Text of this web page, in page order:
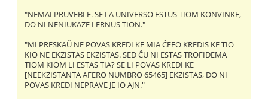
"NEMALPRUVEBLE. SE LA UNIVERSO ESTUS TIOM KONVINKE,
DO NI NENIUKAZE LERNUS TION."
"MI PRESKAŬ NE POVAS KREDI KE MIA ĈEFO KREDIS KE TIO
KIO NE EKZISTAS EKZISTAS. SED ĈU NI ESTAS TROFIDEMA
TIOM KIOM LI ESTAS TIA? SE LI POVAS KREDI KE
[NEEKZISTANTA AFERO NUMBRO 65465] EKZISTAS, DO NI
POVAS KREDI NEPRAVE JE IO AJN."